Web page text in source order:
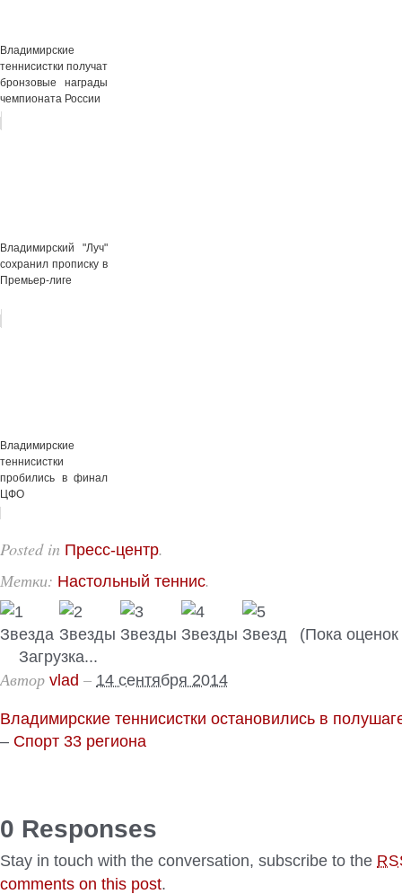
Владимирские
теннисистки получат
бронзовые награды
чемпионата России
Владимирский "Луч"
сохранил прописку в
Премьер-лиге
Владимирские
теннисистки
пробились в финал
ЦФО
Posted in Пресс-центр.
Метки: Настольный теннис.
(Пока оценок
Загрузка...
Автор vlad – 14 сентября 2014
Владимирские теннисистки остановились в
– Спорт 33 региона
0 Responses
Stay in touch with the conversation, subscribe to the
comments on this post.